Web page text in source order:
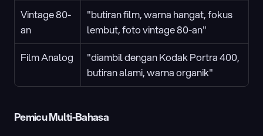
Vintage 80-
an
"butiran film, warna hangat, fokus
lembut, foto vintage 80-an"
Film Analog
"diambil dengan Kodak Portra 400,
butiran alami, warna organik"
Pemicu Multi-Bahasa